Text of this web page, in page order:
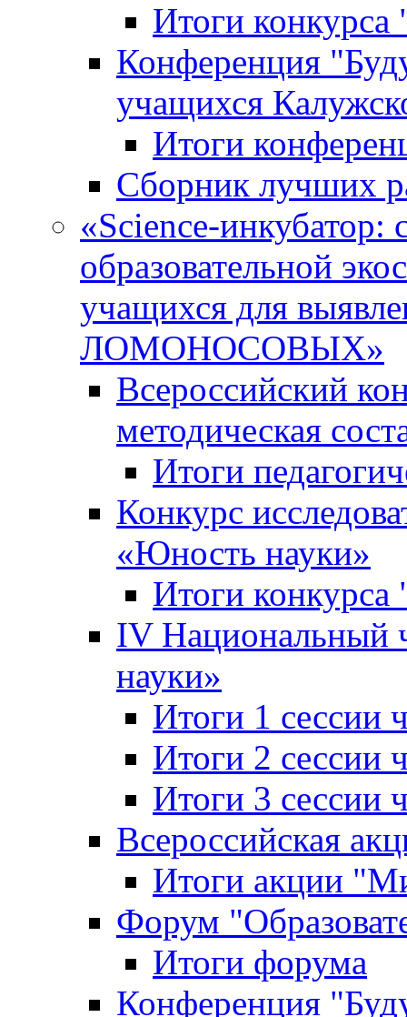
Итоги
Конференция
учащихся
Итоги
Сборник лучших
«Science-инкубатор:
образовательной
учащихся для
ЛОМОНОСОВЫХ»
Всероссийский
методическая
Итоги
Конкурс
«Юность науки»
Итоги
IV
науки»
Итоги 1 сессии
Итоги 2 сессии
Итоги 3 сессии
Всероссийская
Итоги акции
Форум
Итоги форума
Конференция